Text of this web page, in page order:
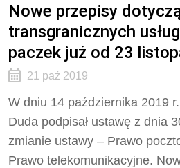
Nowe przepisy
transgranicznych
paczek już od 23
21 paź 2019
W dniu 14 października 2019
Duda podpisał ustawę z dnia
zmianie ustawy – Prawo
Prawo telekomunikacyjne.